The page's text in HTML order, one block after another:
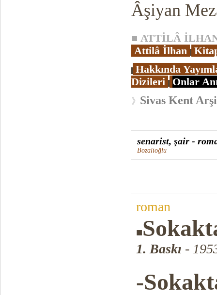
Âşiyan
■ ATTİLÂ
Attilâ İlhan
Hakkında
Dizileri
Onlar
》 Sivas Kent
senarist, şair -
Bozalioğlu
roman
■
1. Baskı -
-